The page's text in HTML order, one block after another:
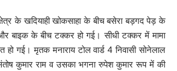
के खदियाही खोकसाहा के बीच बसेरा बड़गद पेड़ के
बाइक के बीच टक्कर हो गई। सीधी टक्कर में मामा
हो गई। ‌मृतक मनाराय टोल वार्ड 4 निवासी सोनेलाल
कुमार राम व उसका भगना रुपेश कुमार रूप में की